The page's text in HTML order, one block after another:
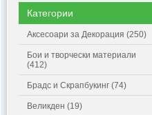
Категории
Аксесоари за Декорация (250)
Бои и творчески материали
(412)
Брадс и Скрапбукинг (74)
Великден (19)